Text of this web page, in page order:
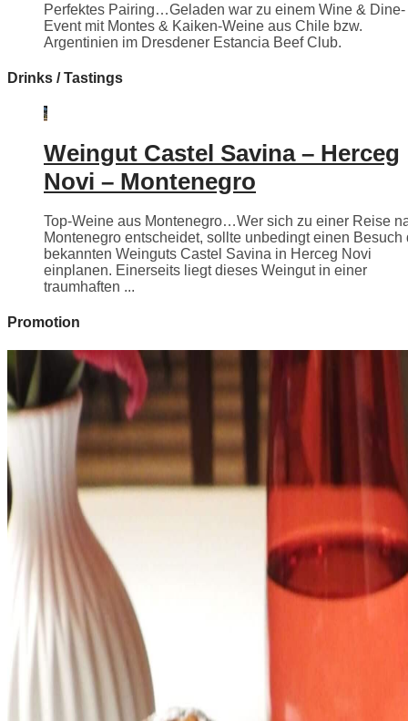
Perfektes Pairing…Geladen war zu einem Wine & Dine-
Event mit Montes & Kaiken-Weine aus Chile bzw.
Argentinien im Dresdener Estancia Beef Club.
Drinks / Tastings
Weingut Castel Savina – Herceg
Novi – Montenegro
Top-Weine aus Montenegro…Wer sich zu einer Reise
Montenegro entscheidet, sollte unbedingt einen Besuch
bekannten Weinguts Castel Savina in Herceg Novi
einplanen. Einerseits liegt dieses Weingut in einer
traumhaften ...
Promotion